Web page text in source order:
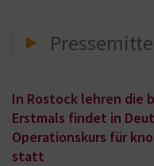
In Rostock lehren die
Erstmals findet in
Operationskurs für
statt